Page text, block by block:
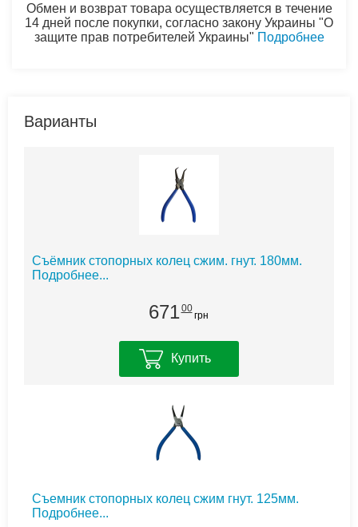
Обмен и возврат товара осуществляется в течение
14 дней после покупки, согласно закону Украины "О
защите прав потребителей Украины" Подробнее
Варианты
Съёмник стопорных колец сжим. гнут. 180мм.
Подробнее...
67100
грн
Купить
Съемник стопорных колец сжим гнут. 125мм.
Подробнее...